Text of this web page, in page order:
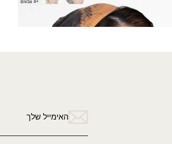
+4 צבעים
האימייל שלך